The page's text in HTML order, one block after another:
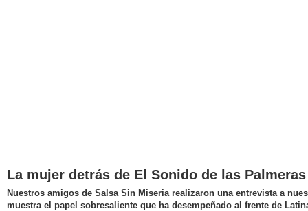
La mujer detrás de El Sonido de las Palmeras
Nuestros amigos de Salsa Sin Miseria realizaron una entrevista a
muestra el papel sobresaliente que ha desempeñado al frente de